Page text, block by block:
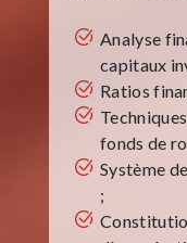
Analyse
capitaux
Ratios
fonds de
Système
;